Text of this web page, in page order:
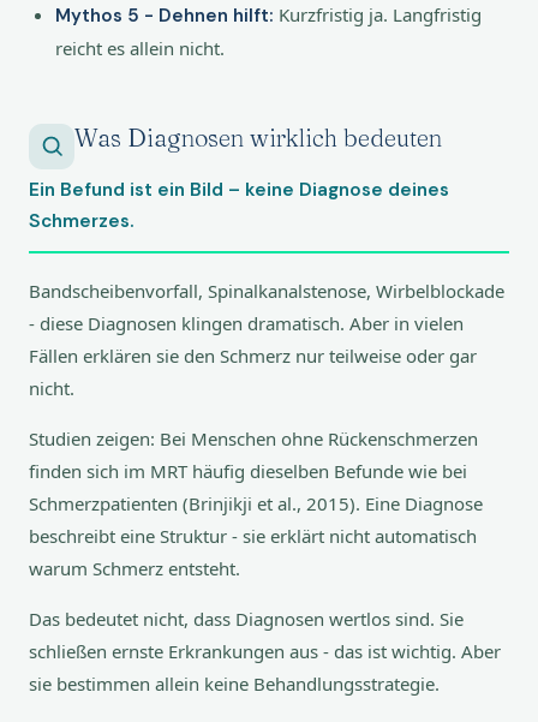
Mythos 5 - Dehnen hilft: Kurzfristig ja. Langfristig
reicht es allein nicht.
Was Diagnosen wirklich bedeuten
Ein Befund ist ein Bild – keine Diagnose deines
Schmerzes.
Bandscheibenvorfall, Spinalkanalstenose, Wirbelblockade
- diese Diagnosen klingen dramatisch. Aber in vielen
Fällen erklären sie den Schmerz nur teilweise oder gar
nicht.
Studien zeigen: Bei Menschen ohne Rückenschmerzen
finden sich im MRT häufig dieselben Befunde wie bei
Schmerzpatienten (Brinjikji et al., 2015). Eine Diagnose
beschreibt eine Struktur - sie erklärt nicht automatisch
warum Schmerz entsteht.
Das bedeutet nicht, dass Diagnosen wertlos sind. Sie
schließen ernste Erkrankungen aus - das ist wichtig. Aber
sie bestimmen allein keine Behandlungsstrategie.